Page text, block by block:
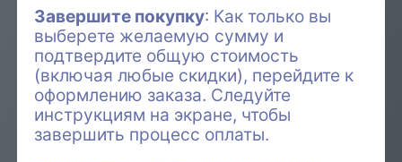
Завершите покупку: Как только вы
выберете желаемую сумму и
подтвердите общую стоимость
(включая любые скидки), перейдите к
оформлению заказа. Следуйте
инструкциям на экране, чтобы
завершить процесс оплаты.